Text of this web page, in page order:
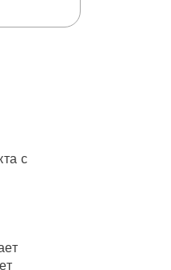
с